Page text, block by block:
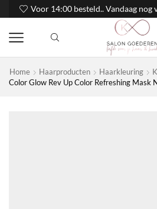
Voor 14:00 besteld.. Vandaag nog
Home Haarproducten Haarkleuring
Color Glow Rev Up Color Refreshing Mask